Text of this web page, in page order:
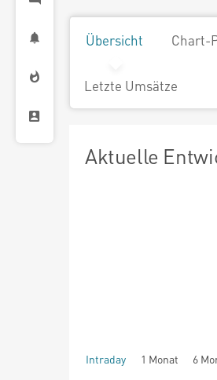
Übersicht Chart-
Letzte Umsätze
Aktuelle
Intraday 1 Monat 6